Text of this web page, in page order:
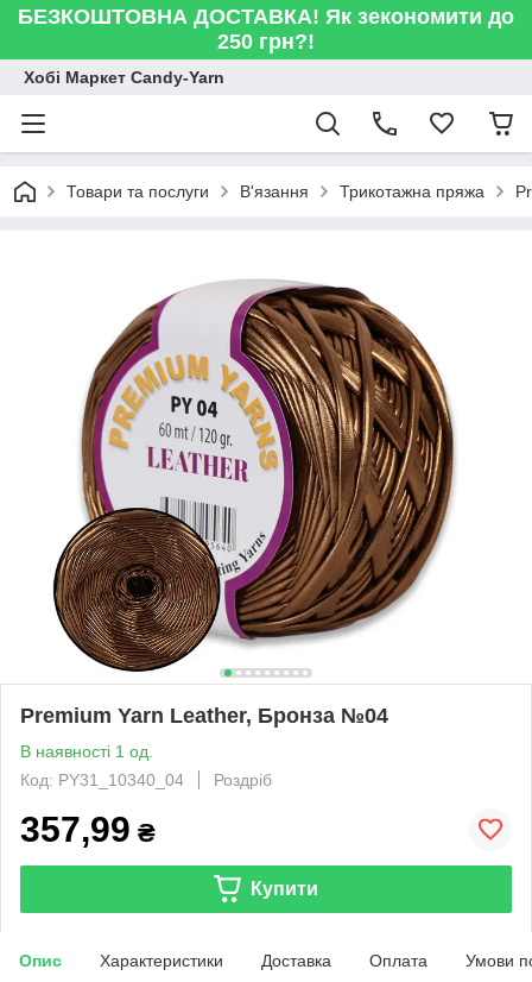
БЕЗКОШТОВНА ДОСТАВКА! Як зекономити до
250 грн?!
Хобі Маркет Candy-Yarn
Товари та послуги В'язання Трикотажна пряжа
Premium Yarn Leather, Бронза №04
В наявності 1 од.
Код: PY31_10340_04
Роздріб
357,99 ₴
Купити
Опис Характеристики Доставка Оплата Умови